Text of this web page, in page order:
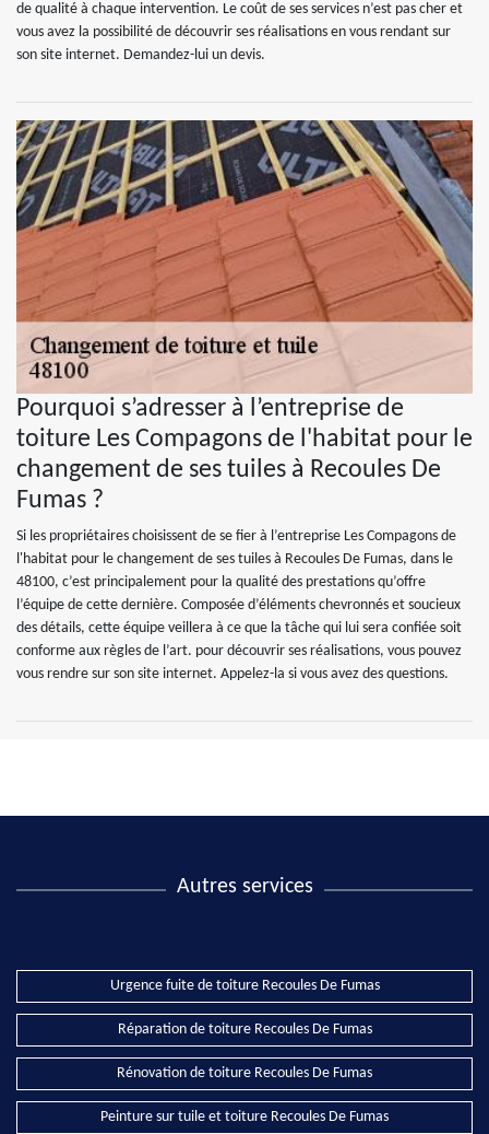
de qualité à chaque intervention. Le coût de ses services n’est pas cher et
vous avez la possibilité de découvrir ses réalisations en vous rendant sur
son site internet. Demandez-lui un devis.
Pourquoi s’adresser à l’entreprise de
toiture Les Compagons de l'habitat pour le
changement de ses tuiles à Recoules De
Fumas ?
Si les propriétaires choisissent de se fier à l’entreprise Les Compagons de
l'habitat pour le changement de ses tuiles à Recoules De Fumas, dans le
48100, c’est principalement pour la qualité des prestations qu’offre
l’équipe de cette dernière. Composée d’éléments chevronnés et soucieux
des détails, cette équipe veillera à ce que la tâche qui lui sera confiée soit
conforme aux règles de l’art. pour découvrir ses réalisations, vous pouvez
vous rendre sur son site internet. Appelez-la si vous avez des questions.
Autres services
Urgence fuite de toiture Recoules De Fumas
Réparation de toiture Recoules De Fumas
Rénovation de toiture Recoules De Fumas
Peinture sur tuile et toiture Recoules De Fumas